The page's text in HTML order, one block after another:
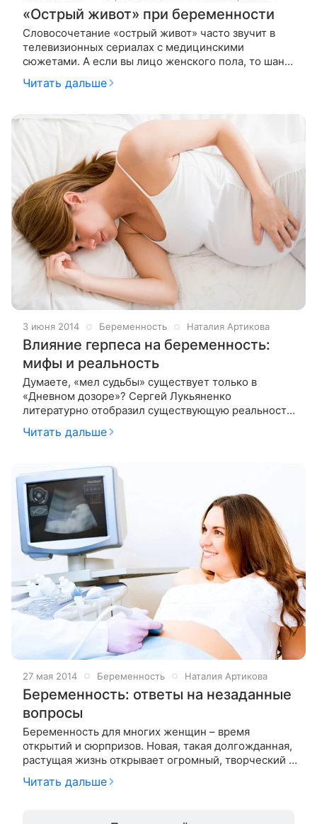
«Острый живот» при беременности
Словосочетание «острый живот» часто звучит в
телевизионных сериалах с медицинскими
сюжетами. А если вы лицо женского пола, то шанс
услышать это словосочетание в свой адрес в
обычной реальной жизни достаточно зн
Читать дальше
3 июня 2014 Беременность Наталия Артикова
Влияние герпеса на беременность:
мифы и реальность
Думаете, «мел судьбы» существует только в
«Дневном дозоре»? Сергей Лукьяненко
литературно отобразил существующую реальность,
дав ей короткое и емкое определение. В руках
женщины очень часто оказывается «мел судьбы»,
Читать дальше
27 мая 2014 Беременность Наталия Артикова
Беременность: ответы на незаданные
вопросы
Беременность для многих женщин – время
открытий и сюрпризов. Новая, такая долгожданная,
растущая жизнь открывает огромный, творческий и
стоит забывать и о «сюрпризах»,
Читать дальше